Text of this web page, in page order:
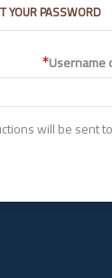
YOUR PASSWORD
Username
will be sent